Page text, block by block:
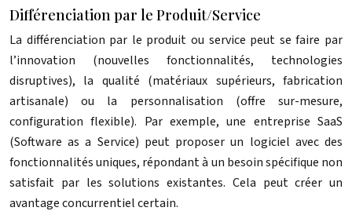
Différenciation par le Produit/Service
La différenciation par le produit ou service peut se faire par
l’innovation (nouvelles fonctionnalités, technologies
disruptives), la qualité (matériaux supérieurs, fabrication
artisanale) ou la personnalisation (offre sur-mesure,
configuration flexible). Par exemple, une entreprise SaaS
(Software as a Service) peut proposer un logiciel avec des
fonctionnalités uniques, répondant à un besoin spécifique non
satisfait par les solutions existantes. Cela peut créer un
avantage concurrentiel certain.